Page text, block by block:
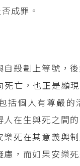
成罪。
殺劃上等號，
死亡，也正是
括個人有尊嚴
在生與死之間
死在其意義與
，而如果安樂